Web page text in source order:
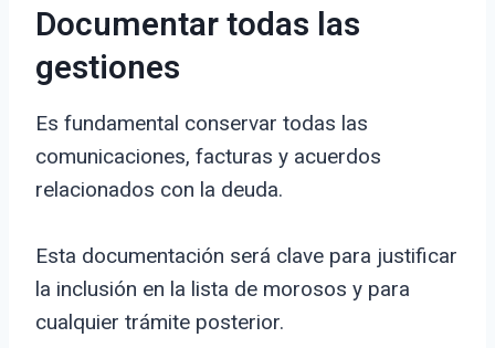
Documentar todas las
gestiones
Es fundamental conservar todas las
comunicaciones, facturas y acuerdos
relacionados con la deuda.
Esta documentación será clave para justificar
la inclusión en la lista de morosos y para
cualquier trámite posterior.